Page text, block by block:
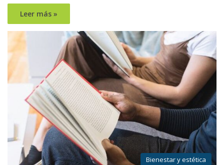
Leer más »
Bienestar y estética